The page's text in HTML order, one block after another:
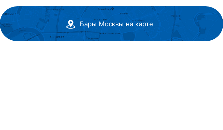
Бары Москвы на карте